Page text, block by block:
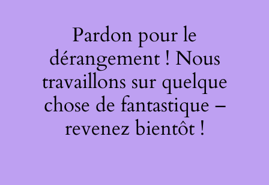
Pardon pour le
dérangement ! Nous
travaillons sur quelque
chose de fantastique –
revenez bientôt !